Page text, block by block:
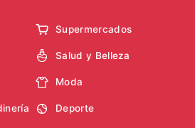
Supermercados
Salud y Belleza
Moda
Deporte